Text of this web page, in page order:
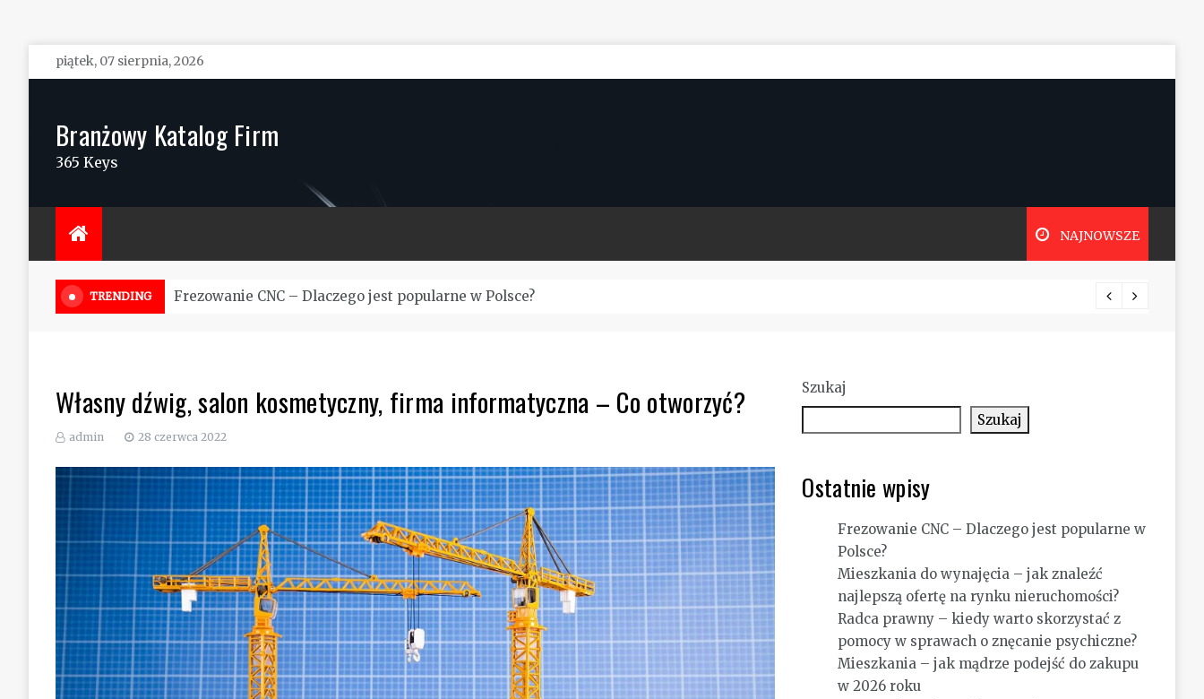
Skip
to
piątek, 07 sierpnia, 2026
Branżowy Katalog Firm
365 Keys
NAJNOWSZE
TRENDING Szkolenia BHP online – Jak to wyglądało w trakcie pandemii?
Własny dźwig, salon kosmetyczny, firma informatyczna – Co otworzyć?
admin 28 czerwca 2022
Szukaj
Szukaj
Ostatnie wpisy
Frezowanie CNC – Dlaczego jest popularne w
Polsce?
Mieszkania do wynajęcia – jak znaleźć
najlepszą ofertę na rynku nieruchomości?
Radca prawny – kiedy warto skorzystać z
pomocy w sprawach o znęcanie psychiczne?
Mieszkania – jak mądrze podejść do zakupu
w 2026 roku